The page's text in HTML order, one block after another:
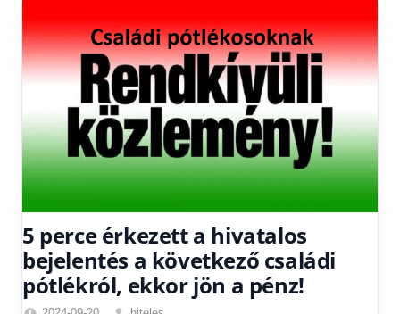
5 perce érkezett a hivatalos
bejelentés a következő családi
pótlékról, ekkor jön a pénz!